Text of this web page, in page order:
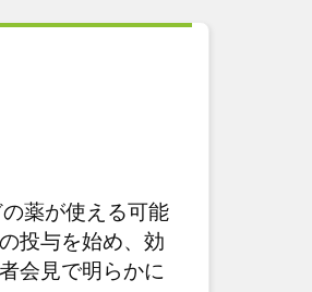
薬が使える可能
投与を始め、効
会見で明らかに